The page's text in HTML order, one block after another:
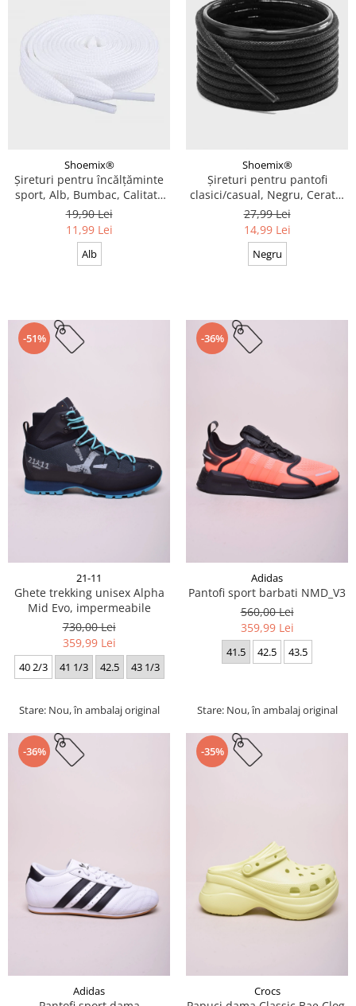
Shoemix®
Șireturi pentru încălțăminte
sport, Alb, Bumbac, Calitate
premium, 100 cm x 0.8 cm
19,90 Lei
11,99 Lei
Alb
Shoemix®
Șireturi pentru pantofi
clasici/casual, Negru, Cerate,
Calitate premium, 110 cm x
0.3 cm
27,99 Lei
14,99 Lei
Negru
-51%
21-11
Ghete trekking unisex Alpha
Mid Evo, impermeabile
730,00 Lei
359,99 Lei
40 2/3 41 1/3 42.5 43 1/3
Stare: Nou, în ambalaj original
-36%
Adidas
Pantofi sport barbati NMD_V3
560,00 Lei
359,99 Lei
41.5 42.5 43.5
Stare: Nou, în ambalaj original
-36%
Adidas
-35%
Crocs